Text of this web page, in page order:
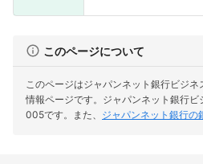
このページについて
このページはジャパンネット銀行ビジ
情報ページです。 ジャパンネット銀行
005です。
また、 ジャパンネット銀行の